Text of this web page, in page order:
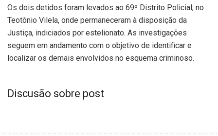
Os dois detidos foram levados ao 69º Distrito Policial, no
Teotônio Vilela, onde permaneceram à disposição da
Justiça, indiciados por estelionato. As investigações
seguem em andamento com o objetivo de identificar e
localizar os demais envolvidos no esquema criminoso.
Discusão sobre post